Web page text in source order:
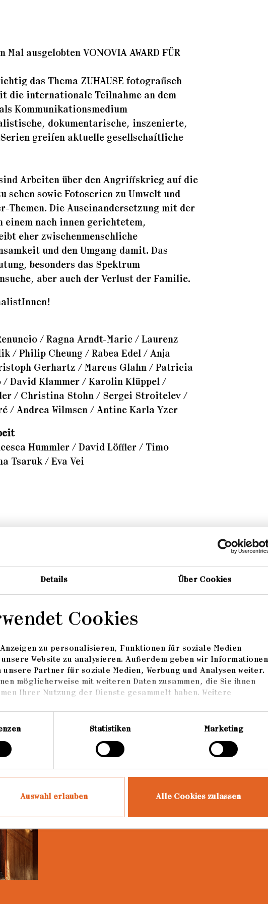
Details Über Cookies
Cookies
zu personalisieren, Funktionen für soziale Medien
Website zu analysieren. Außerdem geben wir Informationen
Partner für soziale Medien, Werbung und Analysen weiter.
möglicherweise mit weiteren Daten zusammen, die Sie ihnen
Ihrer Nutzung der Dienste gesammelt haben. Weitere
Statistiken Marketing
Auswahl erlauben Alle Cookies zulassen
ausgelobten VONOVIA AWARD FÜR
das Thema ZUHAUSE fotografisch
die internationale Teilnahme an dem
Kommunikationsmedium
dokumentarische, inszenierte,
greifen aktuelle gesellschaftliche
Arbeiten über den Angriffskrieg auf die
sowie Fotoserien zu Umwelt und
Themen. Die Auseinandersetzung mit der
einem nach innen gerichtetem,
eher zwischenmenschliche
und den Umgang damit. Das
besonders das Spektrum
aber auch der Verlust der Familie.
/ Ragna Arndt-Maric / Laurenz
/ Philip Cheung / Rabea Edel / Anja
Gerhartz / Marcus Glahn / Patricia
David Klammer / Karolin Klüppel /
/ Christina Stohn / Sergei Stroitelev /
/ Andrea Wilmsen / Antine Karla Yzer
Hummler / David Löffler / Timo
Tsaruk / Eva Vei
Text aus redaktionellen Gründen
SHORTLIST PROFI 2022
Hier geht es zu den Nominierten in der
Shortlist Profis